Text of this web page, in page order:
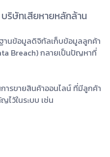
ริษัทเสียหายหลักล้าน
านข้อมูลดิจิทัลเก็บข้อมูลลูกค้า
Breach) กลายเป็นปัญหาที่
ารขายสินค้าออนไลน์ ที่มีลูกค้า
ไว้ในระบบ เช่น